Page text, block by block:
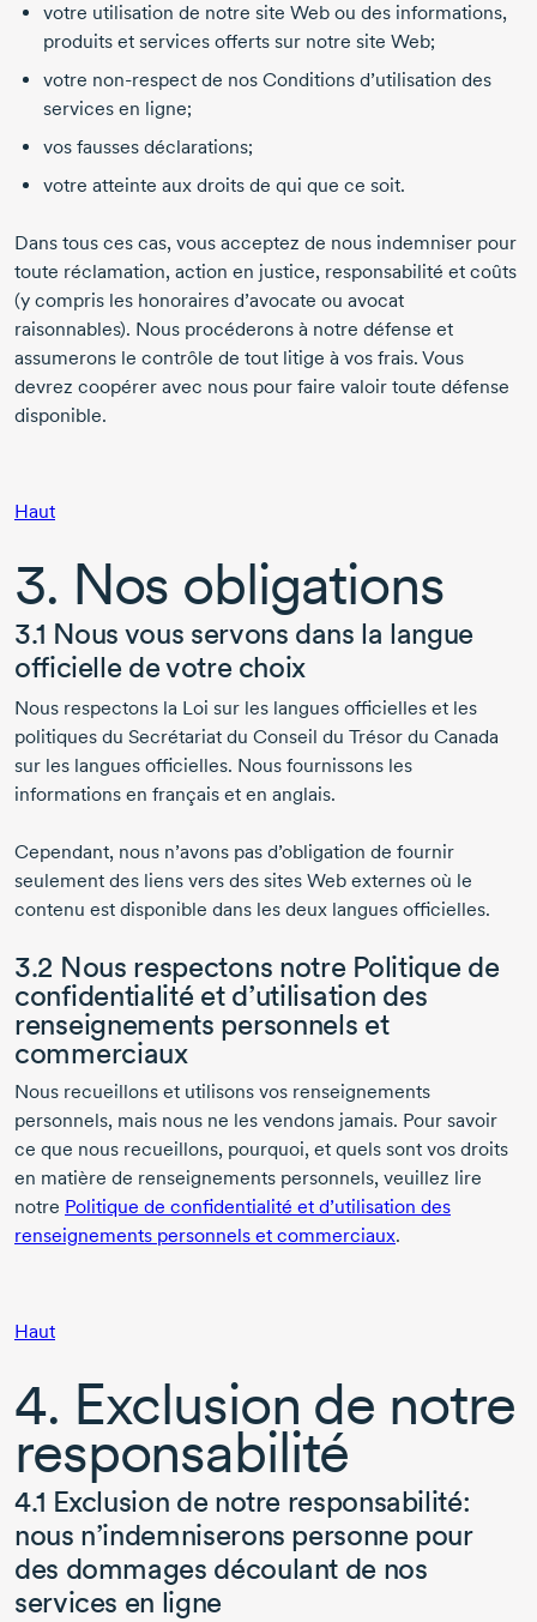
votre utilisation de notre site Web ou des informations,
produits et services offerts sur notre site Web;
votre non-respect de nos Conditions d’utilisation des
services en ligne;
vos fausses déclarations;
votre atteinte aux droits de qui que ce soit.
Dans tous ces cas, vous acceptez de nous indemniser pour
toute réclamation, action en justice, responsabilité et coûts
(y compris les honoraires d’avocate ou avocat
raisonnables). Nous procéderons à notre défense et
assumerons le contrôle de tout litige à vos frais. Vous
devrez coopérer avec nous pour faire valoir toute défense
disponible.
Haut
3. Nos obligations
3.1 Nous vous servons dans la langue
officielle de votre choix
Nous respectons la Loi sur les langues officielles et les
politiques du Secrétariat du Conseil du Trésor du Canada
sur les langues officielles. Nous fournissons les
informations en français et en anglais.
Cependant, nous n’avons pas d’obligation de fournir
seulement des liens vers des sites Web externes où le
contenu est disponible dans les deux langues officielles.
3.2 Nous respectons notre Politique de
confidentialité et d’utilisation des
renseignements personnels et
commerciaux
Nous recueillons et utilisons vos renseignements
personnels, mais nous ne les vendons jamais. Pour savoir
ce que nous recueillons, pourquoi, et quels sont vos droits
en matière de renseignements personnels, veuillez lire
notre Politique de confidentialité et d’utilisation des
renseignements personnels et commerciaux.
Haut
4. Exclusion de notre
responsabilité
4.1 Exclusion de notre responsabilité:
nous n’indemniserons personne pour
des dommages découlant de nos
services en ligne